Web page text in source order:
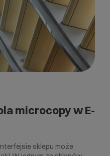
microcopy w E-
sklepu może